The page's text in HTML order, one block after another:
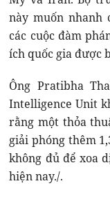
này muốn nhanh
các cuộc đàm
ích quốc gia được
Ông Pratibha
Intelligence Unit
rằng một thỏa
giải phóng thêm
không đủ để xoa
hiện nay./.